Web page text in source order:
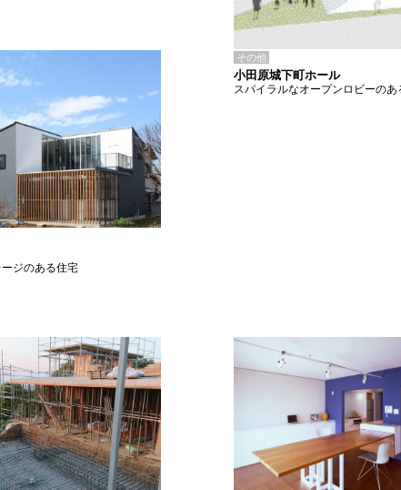
ジのある住宅
その他
小田原城下町ホール
スパイラルなオープンロビーのあ